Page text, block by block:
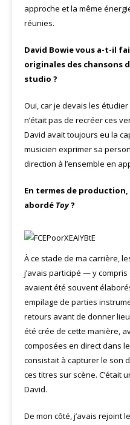
approche et la même
réunies.
David Bowie vous a-t-il
originales des chansons
studio ?
Oui, car je devais les
n’était pas de recréer ces
David avait toujours eu la
musicien exprimer sa
direction à l’ensemble en
En termes de
abordé Toy?
À ce stade de ma carrière,
j’avais participé — y compris
avaient été souvent
empilage de parties
retours avant de donner
été crée de cette manière,
composées en direct dans
consistait à capturer le son
ces titres sur scène. C’était
David.
De mon côté, j’avais rejoint